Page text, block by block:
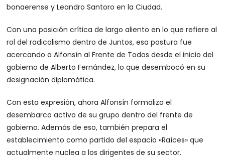
bonaerense y Leandro Santoro en la Ciudad.
Con una posición crítica de largo aliento en lo que refiere al
rol del radicalismo dentro de Juntos, esa postura fue
acercando a Alfonsín al Frente de Todos desde el inicio del
gobierno de Alberto Fernández, lo que desembocó en su
designación diplomática.
Con esta expresión, ahora Alfonsín formaliza el
desembarco activo de su grupo dentro del frente de
gobierno. Además de eso, también prepara el
establecimiento como partido del espacio «Raíces» que
actualmente nuclea a los dirigentes de su sector.